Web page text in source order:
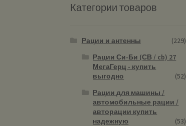
Категории товаров
Рации и антенны
(229)
Рации Си-Би (СВ / cb) 27
МегаГерц - купить
выгодно
(52)
Рации для машины /
автомобильные рации /
авторации купить
надежную
(53)